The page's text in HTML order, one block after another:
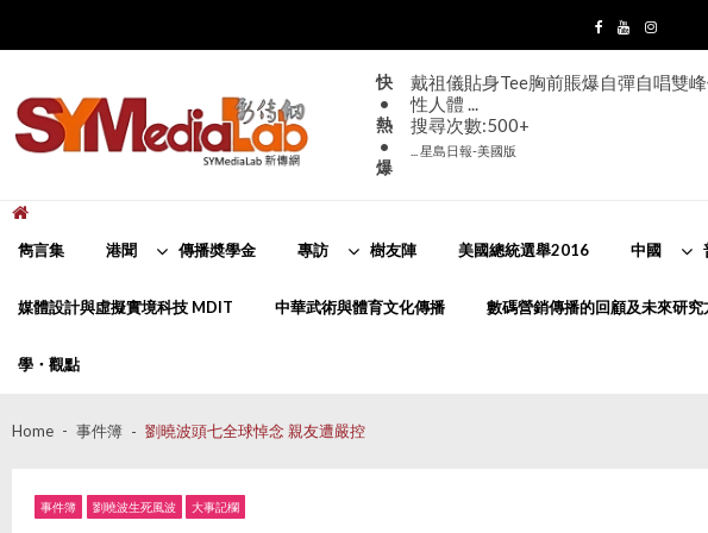
navigation
content
快
•
熱
•
爆
戴祖儀貼身Tee胸前賬爆自彈自唱雙
性人體 ...
搜尋次數:500+
... 星島日報-美國版
雋言集 港聞 傳播奬學金 專訪 樹友陣 美國總統選舉2016 中國
媒體設計與虛擬實境科技 MDIT 中華武術與體育文化傳播 數碼營銷傳播的回顧及未來研究
學・觀點
Home 事件簿 劉曉波頭七全球悼念 親友遭嚴控
事件簿 劉曉波生死風波 大事記欄